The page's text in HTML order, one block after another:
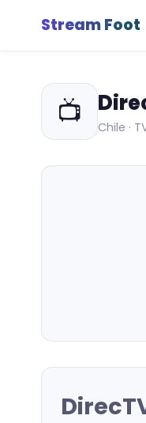
Stream Foot
📺 Chile ·